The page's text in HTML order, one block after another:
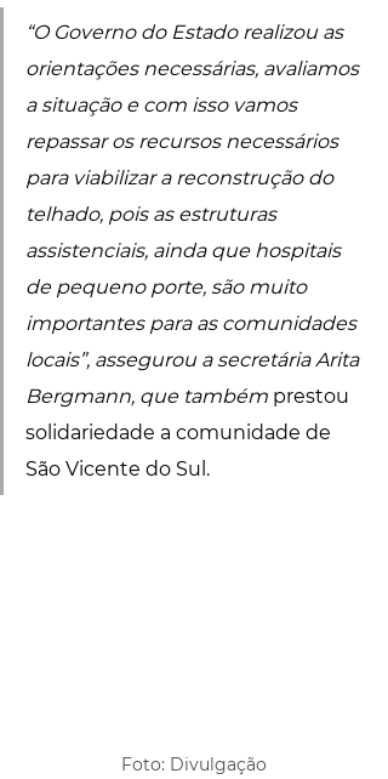
“O Governo do Estado realizou as
orientações necessárias, avaliamos
a situação e com isso vamos
repassar os recursos necessários
para viabilizar a reconstrução do
telhado, pois as estruturas
assistenciais, ainda que hospitais
de pequeno porte, são muito
importantes para as comunidades
locais”, assegurou a secretária Arita
Bergmann, que também prestou
solidariedade a comunidade de
São Vicente do Sul.
Foto: Divulgação